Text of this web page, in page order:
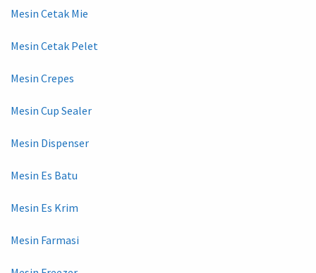
Mesin Cetak Mie
Mesin Cetak Pelet
Mesin Crepes
Mesin Cup Sealer
Mesin Dispenser
Mesin Es Batu
Mesin Es Krim
Mesin Farmasi